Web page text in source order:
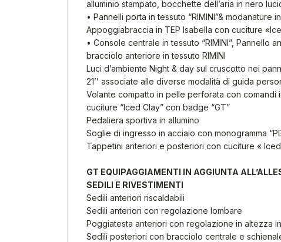
alluminio stampato, bocchette dell’aria in nero
• Pannelli porta in tessuto “RIMINI”&
Appoggiabraccia in TEP Isabella con cuciture
• Console centrale in tessuto “RIMINI”,
bracciolo anteriore in tessuto RIMINI
Luci d’ambiente Night & day sul cruscotto nei
21’’ associate alle diverse modalità di guida
Volante compatto in pelle perforata con comandi
cuciture “Iced Clay” con badge “GT”
Pedaliera sportiva in allumino
Soglie di ingresso in acciaio con monogramma
Tappetini anteriori e posteriori con cuciture «
GT EQUIPAGGIAMENTI IN AGGIUNTA
SEDILI E RIVESTIMENTI
Sedili anteriori riscaldabili
Sedili anteriori con regolazione lombare
Poggiatesta anteriori con regolazione in altezza
Sedili posteriori con bracciolo centrale e